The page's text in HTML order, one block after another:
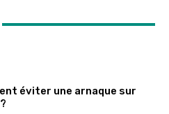
éviter une arnaque sur